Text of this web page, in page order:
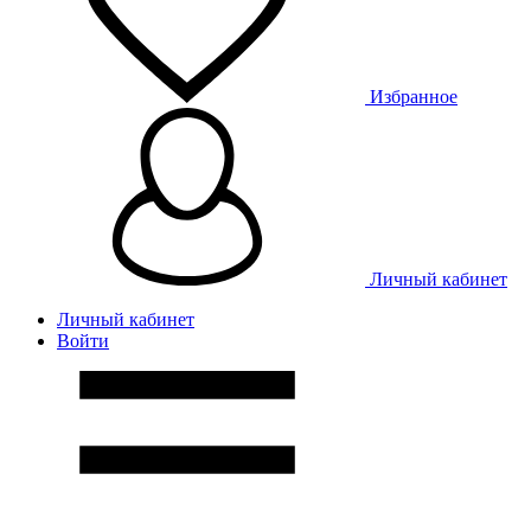
Избранное
Личный кабинет
Личный кабинет
Войти